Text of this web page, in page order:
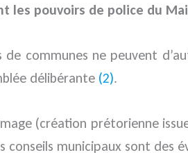
les pouvoirs de police du
de communes ne peuvent
délibérante (2).
(création prétorienne
conseils municipaux sont des